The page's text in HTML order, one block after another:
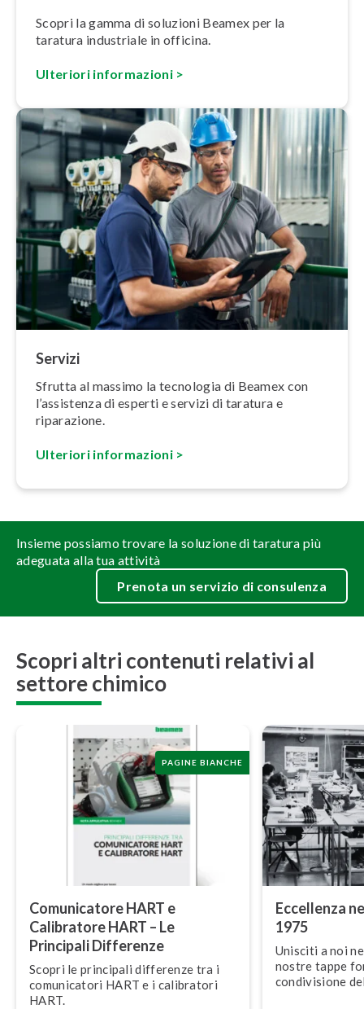
Scopri la gamma di soluzioni Beamex per la
taratura industriale in officina.
Ulteriori in­for­ma­zio­ni >
Servizi
Sfrutta al massimo la tecnologia di Beamex con
l’assistenza di esperti e servizi di taratura e
riparazione.
Ulteriori in­for­ma­zio­ni >
Insieme possiamo trovare la soluzione di taratura più
adeguata alla tua attività
Prenota un servizio di consulenza
Scopri altri contenuti relativi al
settore chimico
PAGINE BIANCHE
Co­mu­ni­ca­to­re HART e
Calibratore HART – Le
Principali Differenze
Scopri le principali differenze tra i
co­mu­ni­ca­to­ri HART e i calibratori
HART.
Eccellenza
1975
Unisciti a noi
nostre tappe
con­di­vi­sio­ne